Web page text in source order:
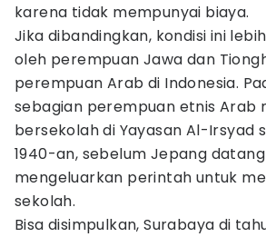
karena tidak mempunyai biaya.
Jika dibandingkan, kondisi ini
oleh perempuan Jawa dan
perempuan Arab di Indonesia.
sebagian perempuan etnis Arab
bersekolah di Yayasan Al-Irsyad
1940-an, sebelum Jepang
mengeluarkan perintah untuk
sekolah.
Bisa disimpulkan, Surabaya di